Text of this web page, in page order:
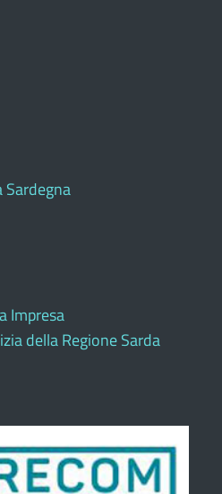
Impresa
della Regione Sarda